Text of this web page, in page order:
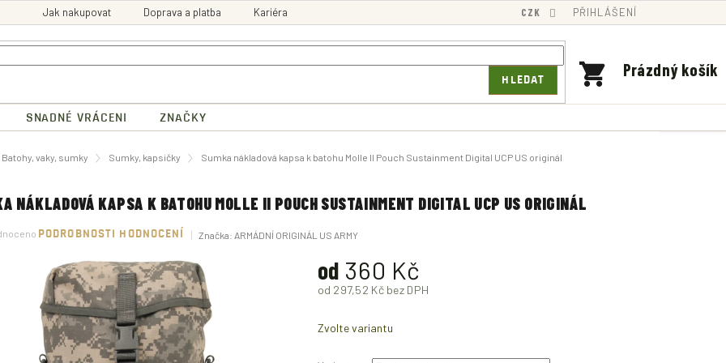
Jak nakupovat Doprava a platba Kariéra CZK PŘIHLÁŠENÍ
HLEDAT
NÁKUPNÍ
Prázdný košík
SNADNÉ VRÁCENI ZNAČKY
Batohy, vaky, sumky Sumky, kapsičky Sumka nákladová kapsa k batohu Molle II Pouch Sustainment Digital UCP US originál
NÁKLADOVÁ KAPSA K BATOHU MOLLE II POUCH SUSTAINMENT DIGITAL UCP US ORIGINÁL
PODROBNOSTI HODNOCENÍ Značka: ARMÁDNÍ ORIGINÁL US ARMY
od 360 Kč
od 297,52 Kčbez DPH
cena:
Zvolte variantu